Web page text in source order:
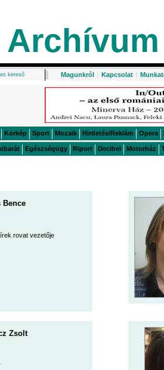
Archívum
kereső Magunkról | Kapcsolat |
Körkép Sport Mozaik Hirdetés/Reklám Opera
Egészségügy Riport Decibel Motorház
Bence
rovat vezetője
Zsolt